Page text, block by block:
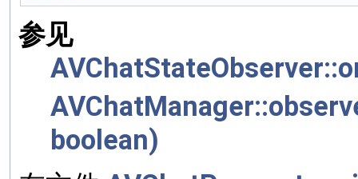
参见
boolean)